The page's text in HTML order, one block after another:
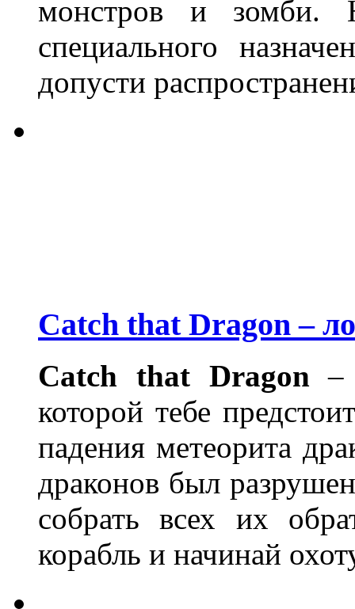
монстров и зомби.
специального
допусти
Catch that Dragon –
Catch that Dragon –
которой тебе
падения метеорита
драконов был
собрать всех их
корабль и начинай